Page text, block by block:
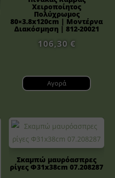
Χειροποίητος
Πολύχρωμος
80×3.8x120cm | Μοντέρνα
Διακόσμηση | 812-20021
106,30 €
Αγορά
Σκαμπώ μαυρόασπρες
ρίγες Φ31x38cm 07.208287